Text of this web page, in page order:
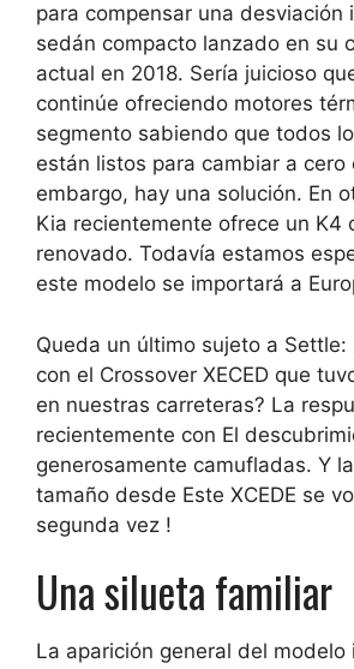
para compensar una desviación
sedán compacto lanzado en su
actual en 2018. Sería juicioso
continúe ofreciendo motores
segmento sabiendo que todos
están listos para cambiar a cero
embargo, hay una solución. En
Kia recientemente ofrece un K4
renovado. Todavía estamos
este modelo se importará a
Queda un último sujeto a Settle:
con el Crossover XECED que
en nuestras carreteras? La
recientemente con El
generosamente camufladas. Y
tamaño desde Este XCEDE se
segunda vez !
Una silueta familiar
La aparición general del